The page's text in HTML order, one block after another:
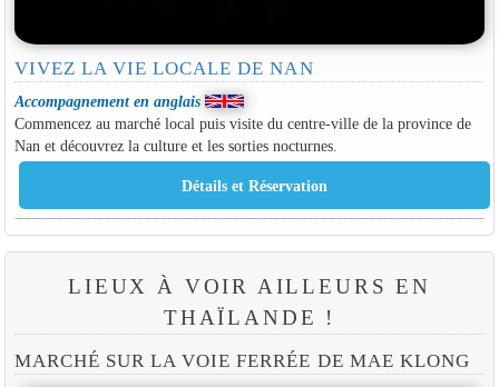
VIVEZ LA VIE LOCALE DE NAN
Accompagnement en anglais
Commencez au marché local puis visite du centre-ville de la province de
Nan et découvrez la culture et les sorties nocturnes.
LIEUX À VOIR AILLEURS EN
THAÏLANDE !
MARCHÉ SUR LA VOIE FERRÉE DE MAE KLONG